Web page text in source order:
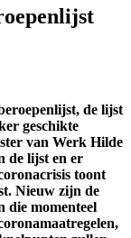
de lijst
geschikte
van Werk Hilde
de lijst en er
toont
Nieuw zijn de
die momenteel